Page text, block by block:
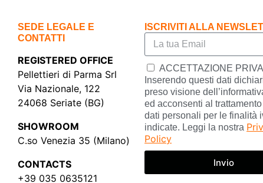
SEDE LEGALE E
CONTATTI
REGISTERED OFFICE
Pellettieri di Parma Srl
Via Nazionale, 122
24068 Seriate (BG)
SHOWROOM
C.so Venezia 35 (Milano)
CONTACTS
+39 035 0635121
ISCRIVITI ALLA
ACCETTAZIONE
Inserendo questi dati
preso visione
ed acconsenti al
dati personali per le finalità
indicate. Leggi la nostra
Policy
Invio